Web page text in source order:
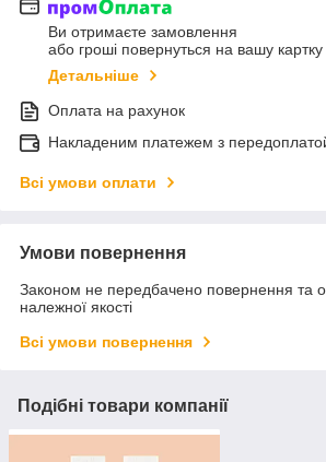
Ви отримаєте замовлення
або гроші повернуться на вашу картку
Детальніше
Оплата на рахунок
Накладеним платежем з
Всі умови оплати
Умови повернення
Законом не передбачено повернення та
належної якості
Всі умови повернення
Подібні товари компанії